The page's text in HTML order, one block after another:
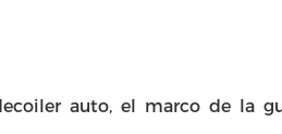
auto, el marco de la